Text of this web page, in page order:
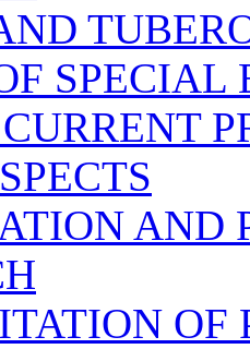
SPECIAL
AND
OF